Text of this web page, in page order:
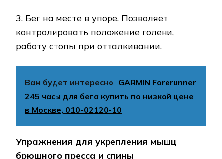
3. Бег на месте в упоре. Позволяет
контролировать положение голени,
работу стопы при отталкивании.
Вам будет интересно GARMIN Forerunner
245 часы для бега купить по низкой цене
в Москве, 010-02120-10
Упражнения для укрепления мышц
брюшного пресса и спины